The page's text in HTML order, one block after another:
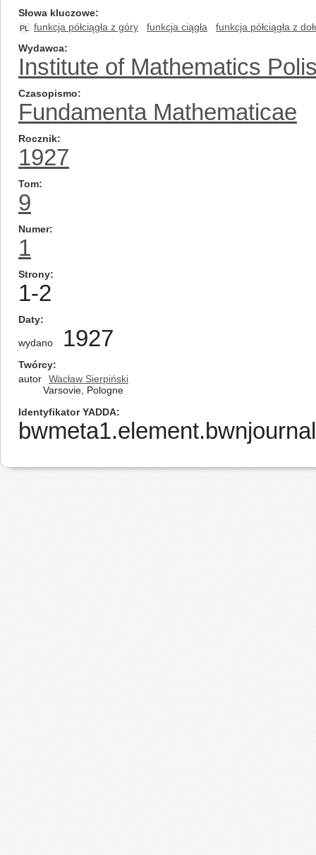
Słowa kluczowe
PL funkcja półciągła z góry funkcja ciągła
funkcja półciągła z
Wydawca
Institute of Mathematics
Czasopismo
Fundamenta Mathematicae
Rocznik
1927
Tom
9
Numer
1
Strony
1-2
Daty
wydano 1927
Twórcy
autor
Wacław Sierpiński
Varsovie, Pologne
Identyfikator YADDA